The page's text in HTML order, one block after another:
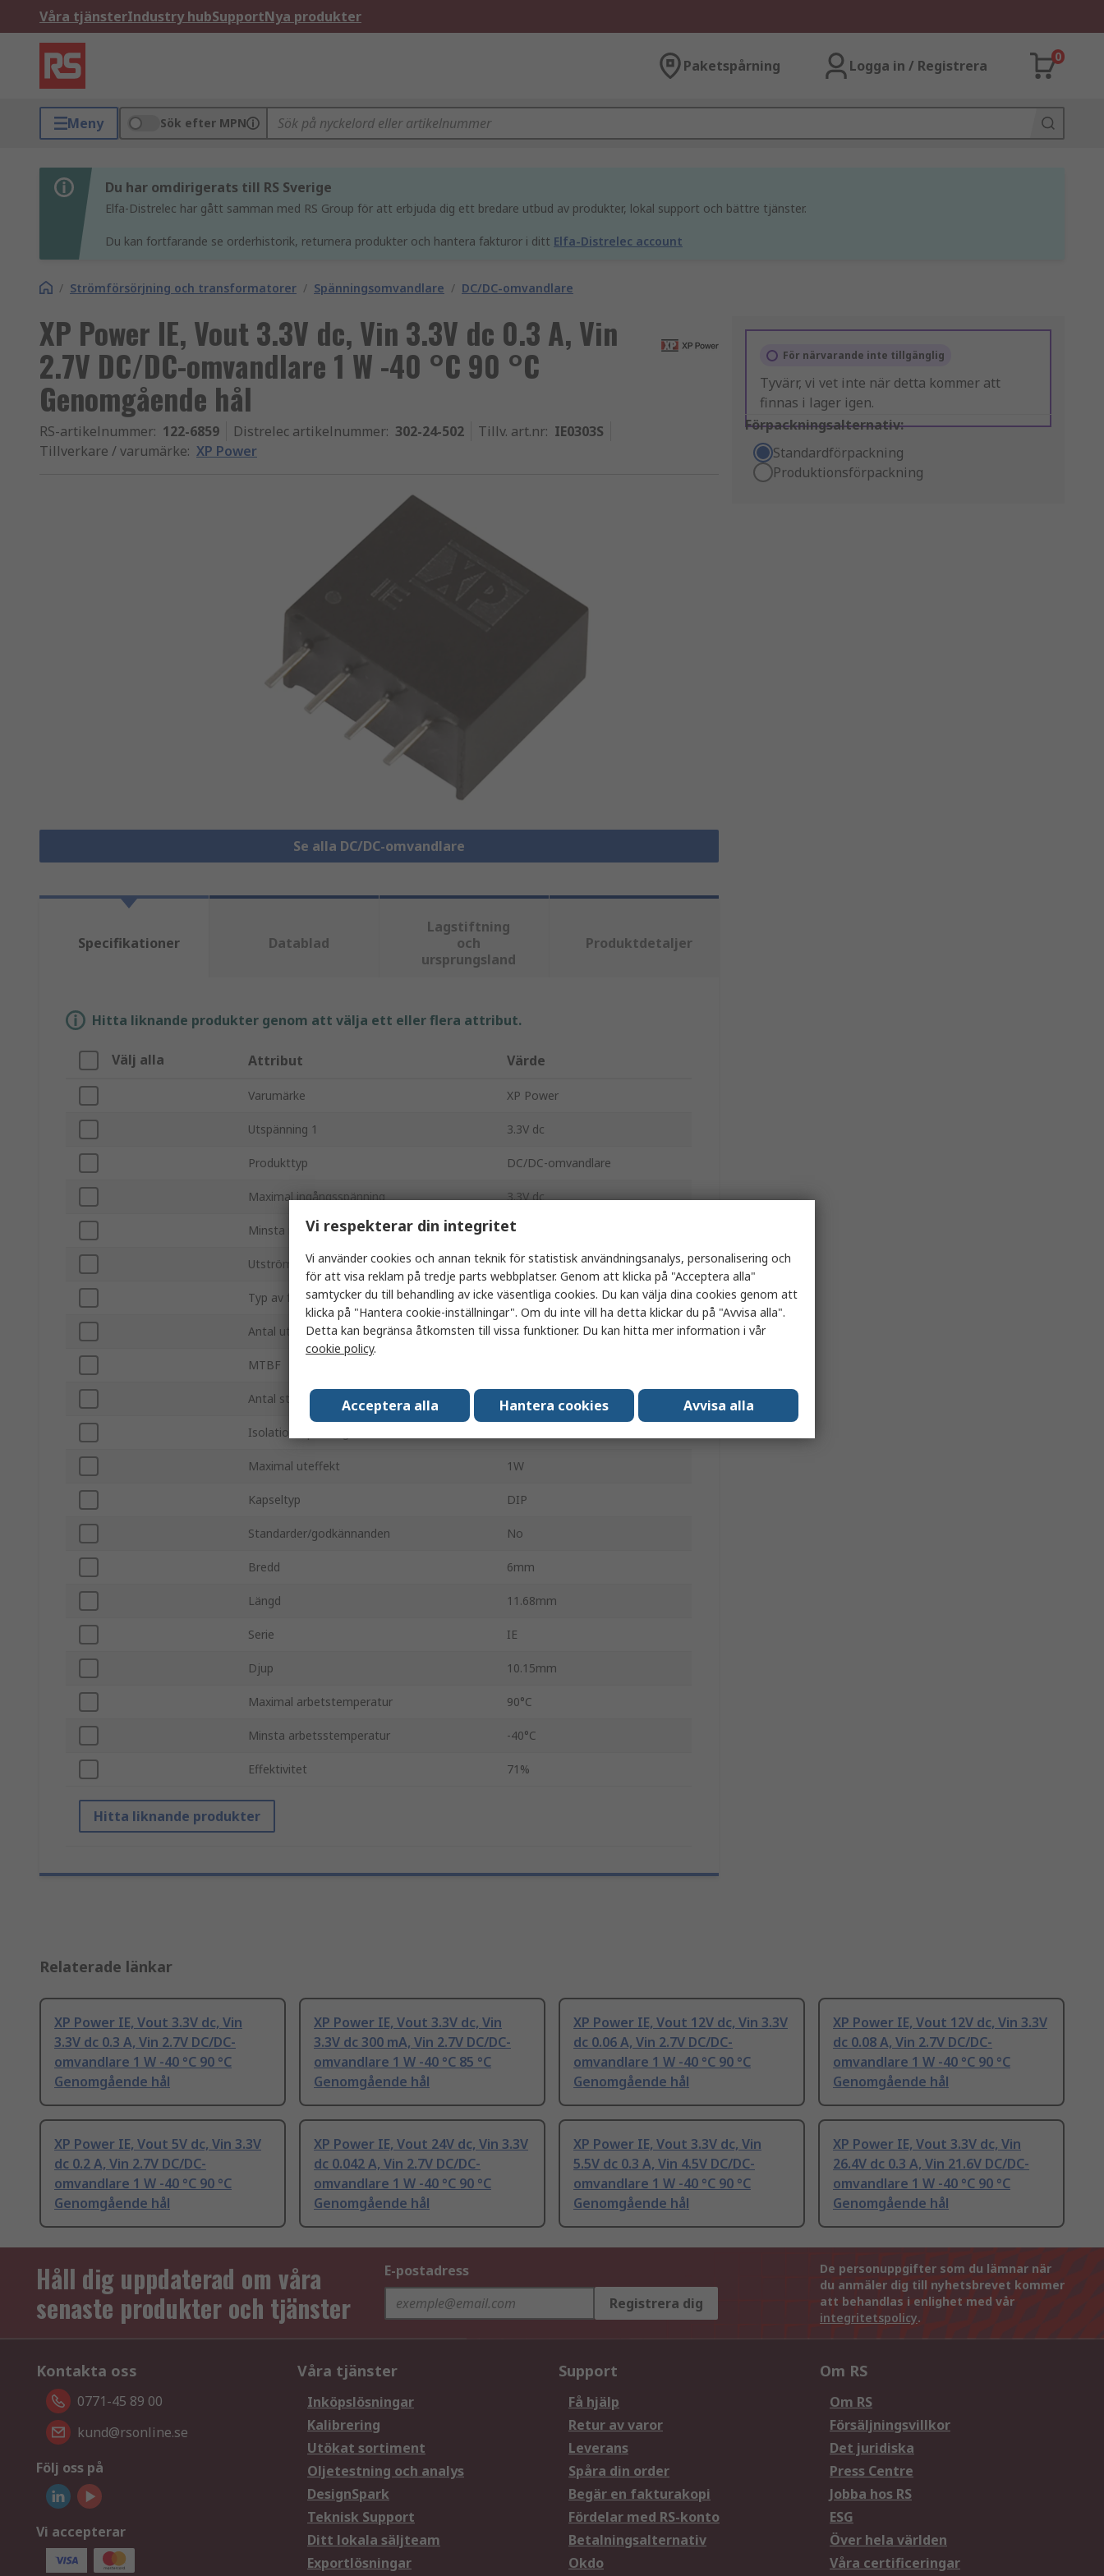
Våra tjänsterIndustry hubSupportNya produkter
Paketspårning Logga in / Registrera
0
Meny Sök efter MPN
Du har omdirigerats till RS Sverige
Elfa-Distrelec har gått samman med RS Group för att erbjuda dig ett bredare utbud av produkter, lokal support och bättre tjänster.
Du kan fortfarande se orderhistorik, returnera produkter och hantera fakturor i ditt Elfa-Distrelec account
/ Strömförsörjning och transformatorer / Spänningsomvandlare / DC/DC-omvandlare
XP Power IE, Vout 3.3V dc, Vin 3.3V dc 0.3 A, Vin
2.7V DC/DC-omvandlare 1 W -40 °C 90 °C
Genomgående hål
RS-artikelnummer: 122-6859 Distrelec artikelnummer: 302-24-502 Tillv. art.nr: IE0303S
Tillverkare / varumärke: XP Power
Se alla DC/DC-omvandlare
För närvarande inte tillgänglig
Tyvärr, vi vet inte när detta kommer att
finnas i lager igen.
Förpackningsalternativ:
Standardförpackning
Produktionsförpackning
Specifikationer Datablad
Lagstiftning
och
ursprungsland
Produktdetaljer
Hitta liknande produkter genom att välja ett eller flera attribut.
Välj alla Attribut Värde
Varumärke XP Power
Utspänning 1 3.3V dc
Produkttyp DC/DC-omvandlare
Maximal ingångsspänning 3.3V dc
Minsta ingångsspänning 2.7V
Utström 1 0.3A
Typ av fäste Genomgående hål
Antal utgångar 1
MTBF
Antal stift 8
Isolationsspänning
Maximal uteffekt 1W
Kapseltyp DIP
Standarder/godkännanden No
Bredd 6mm
Längd 11.68mm
Serie IE
Djup 10.15mm
Maximal arbetstemperatur 90°C
Minsta arbetsstemperatur -40°C
Effektivitet 71%
Hitta liknande produkter
Relaterade länkar
XP Power IE, Vout 3.3V dc, Vin
3.3V dc 0.3 A, Vin 2.7V DC/DC-
omvandlare 1 W -40 °C 90 °C
Genomgående hål
XP Power IE, Vout 3.3V dc, Vin
3.3V dc 300 mA, Vin 2.7V DC/DC-
omvandlare 1 W -40 °C 85 °C
Genomgående hål
XP Power IE, Vout 12V dc, Vin 3.3V
dc 0.06 A, Vin 2.7V DC/DC-
omvandlare 1 W -40 °C 90 °C
Genomgående hål
XP Power IE, Vout 12V dc, Vin 3.3V
dc 0.08 A, Vin 2.7V DC/DC-
omvandlare 1 W -40 °C 90 °C
Genomgående hål
XP Power IE, Vout 5V dc, Vin 3.3V
dc 0.2 A, Vin 2.7V DC/DC-
omvandlare 1 W -40 °C 90 °C
Genomgående hål
XP Power IE, Vout 24V dc, Vin 3.3V
dc 0.042 A, Vin 2.7V DC/DC-
omvandlare 1 W -40 °C 90 °C
Genomgående hål
XP Power IE, Vout 3.3V dc, Vin
5.5V dc 0.3 A, Vin 4.5V DC/DC-
omvandlare 1 W -40 °C 90 °C
Genomgående hål
XP Power IE, Vout 3.3V dc, Vin
26.4V dc 0.3 A, Vin 21.6V DC/DC-
omvandlare 1 W -40 °C 90 °C
Genomgående hål
Håll dig uppdaterad om våra
senaste produkter och tjänster
E-postadress
Registrera dig
De personuppgifter som du lämnar när
du anmäler dig till nyhetsbrevet kommer
att behandlas i enlighet med vår
integritetspolicy.
Kontakta oss
0771-45 89 00
kund@rsonline.se
Följ oss på
Vi accepterar
Våra tjänster
Inköpslösningar
Kalibrering
Utökat sortiment
Oljetestning och analys
DesignSpark
Teknisk Support
Ditt lokala säljteam
Exportlösningar
Support
Få hjälp
Retur av varor
Leverans
Spåra din order
Begär en fakturakopi
Fördelar med RS-konto
Betalningsalternativ
Okdo
Om RS
Om RS
Försäljningsvillkor
Det juridiska
Press Centre
Jobba hos RS
ESG
Över hela världen
Våra certificeringar
Vi respekterar din integritet
Vi använder cookies och annan teknik för statistisk användningsanalys, personalisering och
för att visa reklam på tredje parts webbplatser. Genom att klicka på "Acceptera alla"
samtycker du till behandling av icke väsentliga cookies. Du kan välja dina cookies genom att
klicka på "Hantera cookie-inställningar". Om du inte vill ha detta klickar du på "Avvisa alla".
Detta kan begränsa åtkomsten till vissa funktioner. Du kan hitta mer information i vår
cookie policy.
Acceptera alla Hantera cookies Avvisa alla